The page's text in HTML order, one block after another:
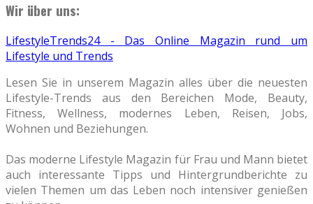
Wir über uns:
LifestyleTrends24 - Das Online Magazin rund um
Lifestyle und Trends
Lesen Sie in unserem Magazin alles über die neuesten
Lifestyle-Trends aus den Bereichen Mode, Beauty,
Fitness, Wellness, modernes Leben, Reisen, Jobs,
Wohnen und Beziehungen.
Das moderne Lifestyle Magazin für Frau und Mann bietet
auch interessante Tipps und Hintergrundberichte zu
vielen Themen um das Leben noch intensiver genießen